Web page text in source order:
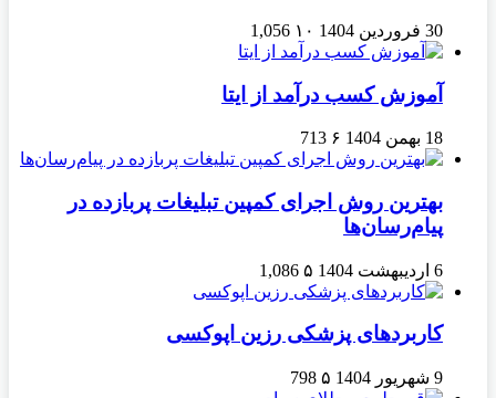
30 فروردین 1404 ۱۰ 1,056
آموزش کسب درآمد از ایتا
18 بهمن 1404 ۶ 713
بهترین روش اجرای کمپین تبلیغات پربازده در
پیام‌رسان‌ها
6 اردیبهشت 1404 ۵ 1,086
کاربردهای پزشکی رزین اپوکسی
9 شهریور 1404 ۵ 798